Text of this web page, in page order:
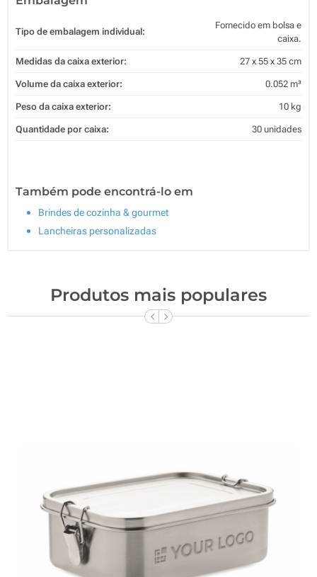
Tipo de embalagem individual:
Fornecido em bolsa e
caixa.
Medidas da caixa exterior: 27 x 55 x 35 cm
Volume da caixa exterior: 0.052 m³
Peso da caixa exterior: 10 kg
Quantidade por caixa: 30 unidades
Também pode encontrá-lo em
Brindes de cozinha & gourmet
Lancheiras personalizadas
Produtos mais populares